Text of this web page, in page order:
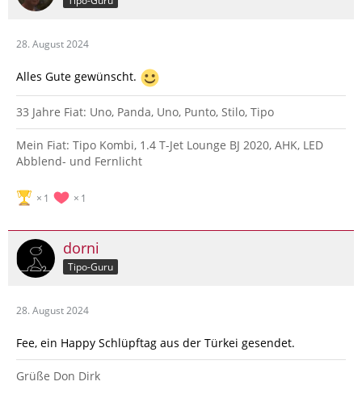
28. August 2024
Alles Gute gewünscht.
33 Jahre Fiat: Uno, Panda, Uno, Punto, Stilo, Tipo
Mein Fiat: Tipo Kombi, 1.4 T-Jet Lounge BJ 2020, AHK, LED
Abblend- und Fernlicht
1 1
dorni
Tipo-Guru
28. August 2024
Fee, ein Happy Schlüpftag aus der Türkei gesendet.
Grüße Don Dirk